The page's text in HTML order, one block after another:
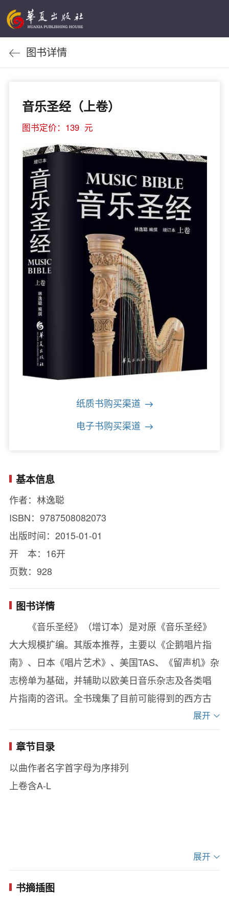
图书详情
音乐圣经（上卷）
图书定价：139 元
纸质书购买渠道
电子书购买渠道
基本信息
作者：林逸聪
ISBN：9787508082073
出版时间：2015-01-01
开 本：16开
页数：928
图书详情
《音乐圣经》（增订本）是对原《音乐圣经》
大大规模扩编。其版本推荐，主要以《企鹅唱片指
南》、日本《唱片艺术》、美国TAS、《留声机》杂
志榜单为基础，并辅助以欧美日音乐杂志及各类唱
片指南的咨讯。全书瑰集了目前可能得到的西方古
典音乐的有关曲目、背景、唱片版本的全部资料。
本书融西方音乐史、曲名、作品资讯、作品解
读、唱片版本指南为一体，是CD时代西方古典音乐
欣赏指南中的最好选择。书后还附有：西方音乐史
上重要作曲家与作品速览，经典唱片版本收藏推
展开
章节目录
以曲作者名字首字母为序排列
上卷含A-L
展开
书摘插图